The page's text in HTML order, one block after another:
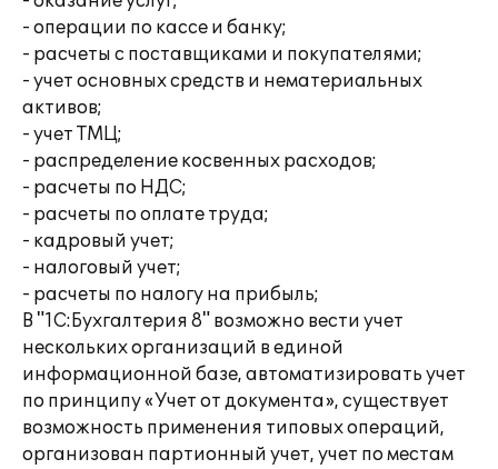
- операции по кассе и банку;
- расчеты с поставщиками и покупателями;
- учет основных средств и нематериальных
активов;
- учет ТМЦ;
- распределение косвенных расходов;
- расчеты по НДС;
- расчеты по оплате труда;
- кадровый учет;
- налоговый учет;
- расчеты по налогу на прибыль;
В "1С:Бухгалтерия 8" возможно вести учет
нескольких организаций в единой
информационной базе, автоматизировать учет
по принципу «Учет от документа», существует
возможность применения типовых операций,
организован партионный учет, учет по местам